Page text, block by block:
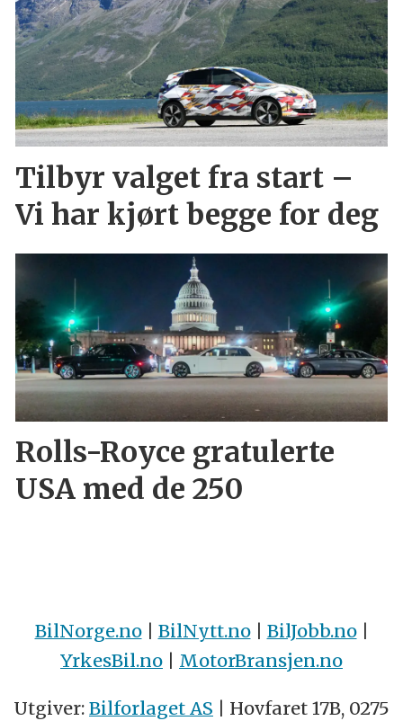
Tilbyr valget fra start –
Vi har kjørt begge for deg
Rolls-Royce gratulerte
USA med de 250
BilNorge.no| BilNytt.no| BilJobb.no|
YrkesBil.no
MotorBransjen.no
Utgiver: Bilforlaget AS | Hovfaret 17B, 0275